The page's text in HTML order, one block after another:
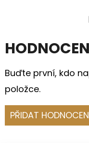
Buďte první, kdo
položce.
PŘIDAT